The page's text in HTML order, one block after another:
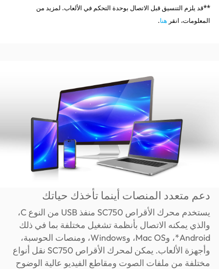
**قد يلزم التنسيق قبل الاتصال بوحدة التحكم في الألعاب. لمزيد من
المعلومات، انقر هنا.
دعم متعدد المنصات أينما تأخذك حياتك
يستخدم محرك الأقراص SC750 منفذ USB من النوع C،
والذي يمكنه الاتصال بأنظمة تشغيل مختلفة بما في ذلك
Android*، وMac OS، وWindows، ومنصات الحوسبة،
وأجهزة الألعاب. يمكن لمحرك الأقراص SC750 نقل أنواع
مختلفة من ملفات الصوت ومقاطع الفيديو عالية الوضوح